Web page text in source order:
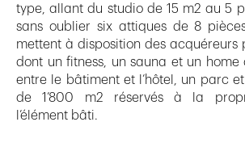
type, allant du studio de 15 m2 au 5
sans oublier six attiques de 8
mettent à disposition des acquéreurs
dont un fitness, un sauna et un home
entre le bâtiment et l’hôtel, un parc
de 1’800 m2 réservés à la
l’élément bâti.